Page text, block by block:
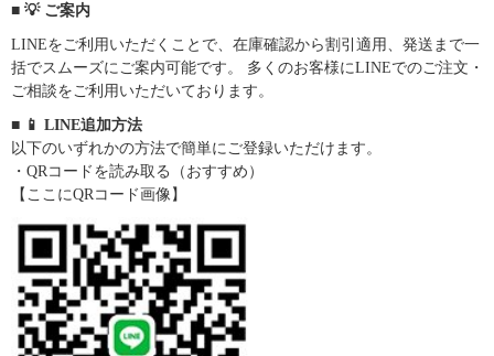
■ 💡 ご案内
LINEをご利用いただくことで、在庫確認から割引適用、発送まで一
括でスムーズにご案内可能です。 多くのお客様にLINEでのご注文・
ご相談をご利用いただいております。
■ 📱 LINE追加方法
以下のいずれかの方法で簡単にご登録いただけます。
・QRコードを読み取る（おすすめ）
【ここにQRコード画像】